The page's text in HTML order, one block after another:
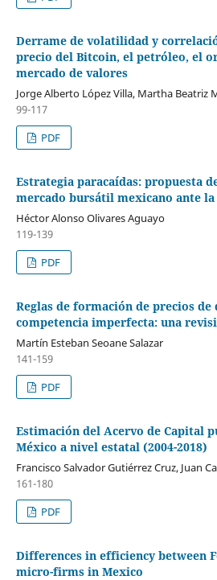
Derrame de volatilidad y
precio del Bitcoin, el petróleo, el
mercado de valores
Jorge Alberto López Villa, Martha Beatriz
99-117
PDF
Estrategia paracaídas: propuesta
mercado bursátil mexicano ante
Héctor Alonso Olivares Aguayo
119-139
PDF
Reglas de formación de precios
competencia imperfecta: una
Martín Esteban Seoane Salazar
141-159
PDF
Estimación del Acervo de Capital
México a nivel estatal (2004-2018)
Francisco Salvador Gutiérrez Cruz, Juan
161-180
PDF
Differences in efficiency between
micro-firms in Mexico